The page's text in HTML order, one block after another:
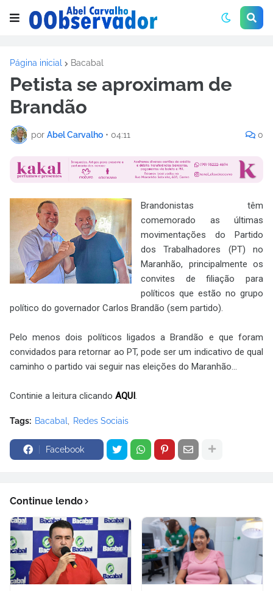
Página inicial Bacabal
Petista se aproximam de
Brandão
por Abel Carvalho • 04:11 0
Brandonistas têm
comemorado as últimas
movimentações do Partido
dos Trabalhadores (PT) no
Maranhão, principalmente os
convites de filiação para
políticos que estão no grupo
político do governador Carlos Brandão (sem partido).
Pelo menos dois políticos ligados a Brandão e que foram
convidados para retornar ao PT, pode ser um indicativo de qual
caminho o partido vai seguir nas eleições do Maranhão...
Continie a leitura clicando AQUI.
Tags: Bacabal Redes Sociais
Facebook
Continue lendo